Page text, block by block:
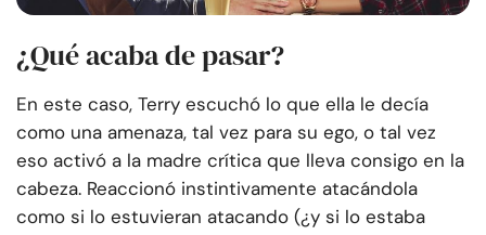
¿Qué acaba de pasar?
En este caso, Terry escuchó lo que ella le decía
como una amenaza, tal vez para su ego, o tal vez
eso activó a la madre crítica que lleva consigo en la
cabeza. Reaccionó instintivamente atacándola
como si lo estuvieran atacando (¿y si lo estaba